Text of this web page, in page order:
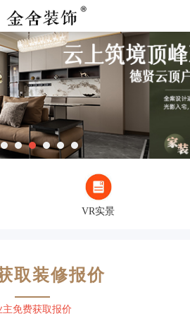
VR实景
取装修报价
主免费获取报价